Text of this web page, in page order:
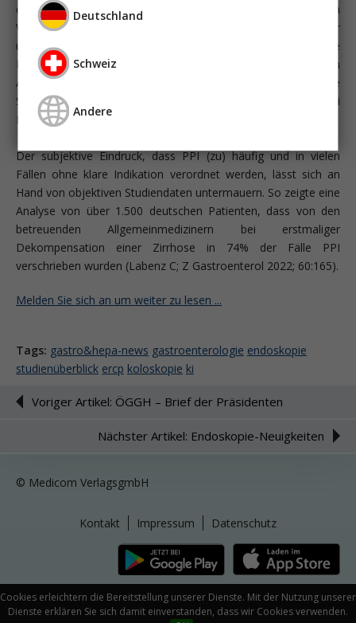
Cookies erleichtern die Bereitstellung unserer Dienste. Mit der Nutzung unserer
Dienste erklären Sie sich damit einverstanden, dass wir Cookies verwenden.
einer Intensivstation begonnene PPI Therapie auch nach
Verlegung des Patienten auf die Normalstation und Wegfall der
ursprünglichen Indikation fortgeführt wird. Selbst die
Entlassung aus dem Krankenhaus führt meist nicht zum
Absetzen des PPI. Dabei gibt es mittlerweile zahlreiche
Studien, die ein klares Risikosignal für den Einsatz von PPI bei
Patienten mit Leberzirrhose aussenden.
Der subjektive Eindruck, dass PPI (zu) häufig und in vielen
Fällen ohne klare Indikation verordnet werden, lässt sich an
Hand von objektiven Studiendaten untermauern. So zeigte eine
Analyse von über 1.500 deutschen Patienten, dass von den
betreuenden Allgemeinmedizinern bei erstmaliger
Dekompensa­tion einer Zirrhose in 74% der Fälle PPI
verschrieben wurden (Labenz C; Z Gastroenterol 2022; 60:165).
Melden Sie sich an um weiter zu lesen ...
Tags: gastro&hepa-news gastroenterologie endoskopie
studienüberblick ercp koloskopie ki
Voriger Artikel: ÖGGH – Brief der Präsidenten
Nächster Artikel: Endoskopie-Neuigkeiten
© Medicom VerlagsgmbH
Kontakt Impressum Datenschutz
Deutschland
Schweiz
Andere